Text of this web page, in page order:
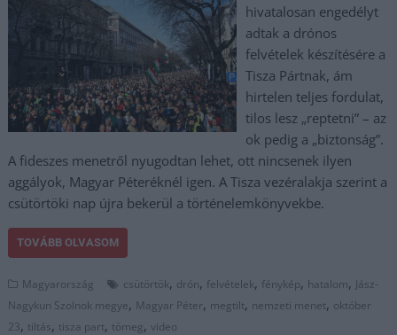
hivatalosan engedélyt
adtak a drónos
felvételek készítésére a
Tisza Pártnak, ám
hirtelen teljes fordulat,
tilos lesz „reptetni” – az
ok pedig a „biztonság”.
A fideszes menetről nyugodtan lehet, ott nincsenek ilyen
aggályok, Magyar Péteréknél igen. A Tisza vezéralakja szerint a
csütörtöki nap újra bekerül a történelemkönyvekbe.
TOVÁBB OLVASOM
Magyarország csütörtök, drón, felvételek, fénykép, hatalom, Jász-
Nagykun Szolnok megye, Magyar Péter, megtilt, nemzeti menet, október
23, tiltás, tisza part, tömeg,video